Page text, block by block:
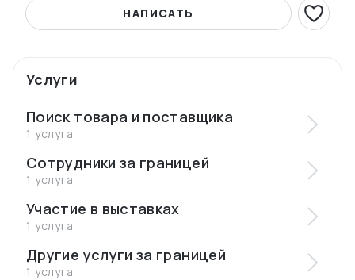
НАПИСАТЬ
Услуги
Поиск товара и поставщика
1 услуга
Сотрудники за границей
1 услуга
Участие в выставках
1 услуга
Другие услуги за границей
1 услуга